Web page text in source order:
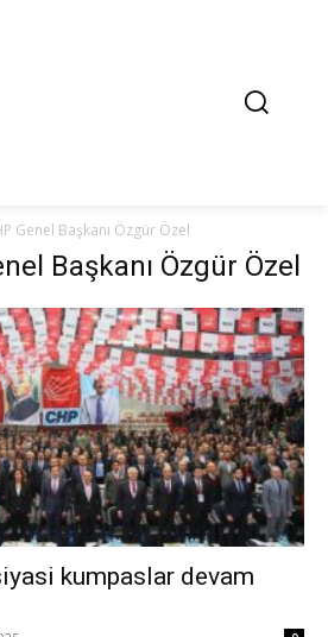
Genel Başkanı Özgür Özel
Başkanı Özgür Özel
kumpaslar devam